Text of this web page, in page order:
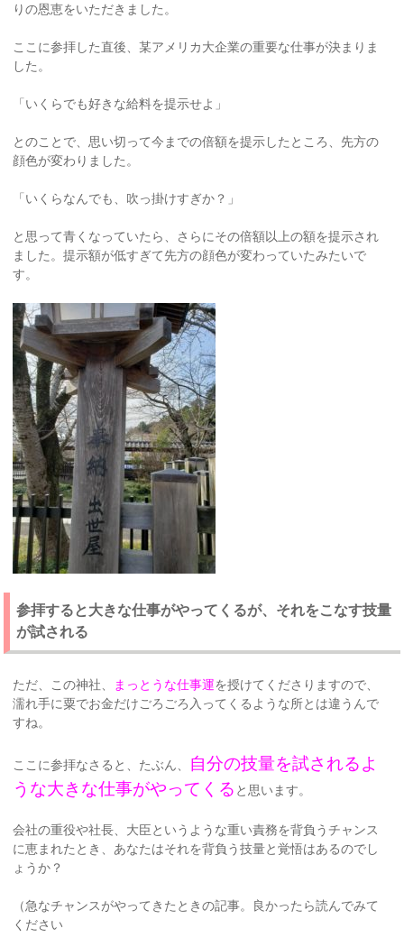
りの恩恵をいただきました。
ここに参拝した直後、某アメリカ大企業の重要な仕事が決まりま
した。
「いくらでも好きな給料を提示せよ」
とのことで、思い切って今までの倍額を提示したところ、先方の
顔色が変わりました。
「いくらなんでも、吹っ掛けすぎか？」
と思って青くなっていたら、さらにその倍額以上の額を提示され
ました。提示額が低すぎて先方の顔色が変わっていたみたいで
す。
参拝すると大きな仕事がやってくるが、それをこなす技量
が試される
ただ、この神社、 まっとうな仕事運を授けてくださりますので、
濡れ手に粟でお金だけごろごろ入ってくるような所とは違うんで
すね。
ここに参拝なさると、たぶん、 自分の技量を試されるよ
うな大きな仕事がやってくる と思います。
会社の重役や社長、大臣というような重い責務を背負うチャンス
に恵まれたとき、あなたはそれを背負う技量と覚悟はあるのでし
ょうか？
（急なチャンスがやってきたときの記事。良かったら読んでみて
ください